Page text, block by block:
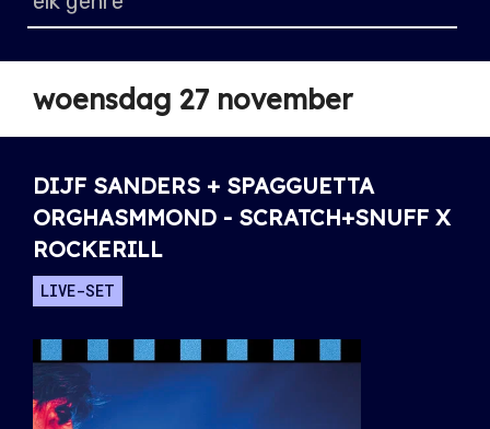
woensdag 27 november
DIJF SANDERS + SPAGGUETTA
ORGHASMMOND - SCRATCH+SNUFF X
ROCKERILL
LIVE-SET